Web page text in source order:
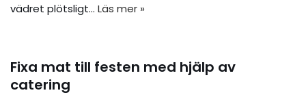
vädret plötsligt… Läs mer »
Fixa mat till festen med hjälp av
catering